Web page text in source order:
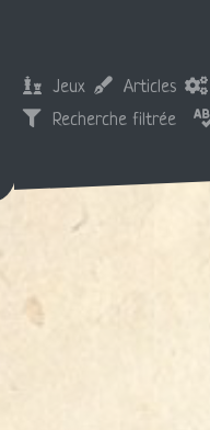
Jeux Articles
Recherche filtrée